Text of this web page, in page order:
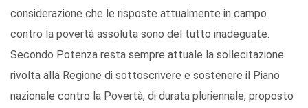
considerazione che le risposte attualmente in campo
contro la povertà assoluta sono del tutto inadeguate.
Secondo Potenza resta sempre attuale la sollecitazione
rivolta alla Regione di sottoscrivere e sostenere il Piano
nazionale contro la Povertà, di durata pluriennale, proposto